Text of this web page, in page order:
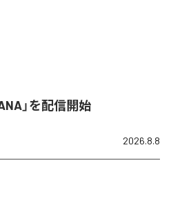
」を配信開始
2026.8.8